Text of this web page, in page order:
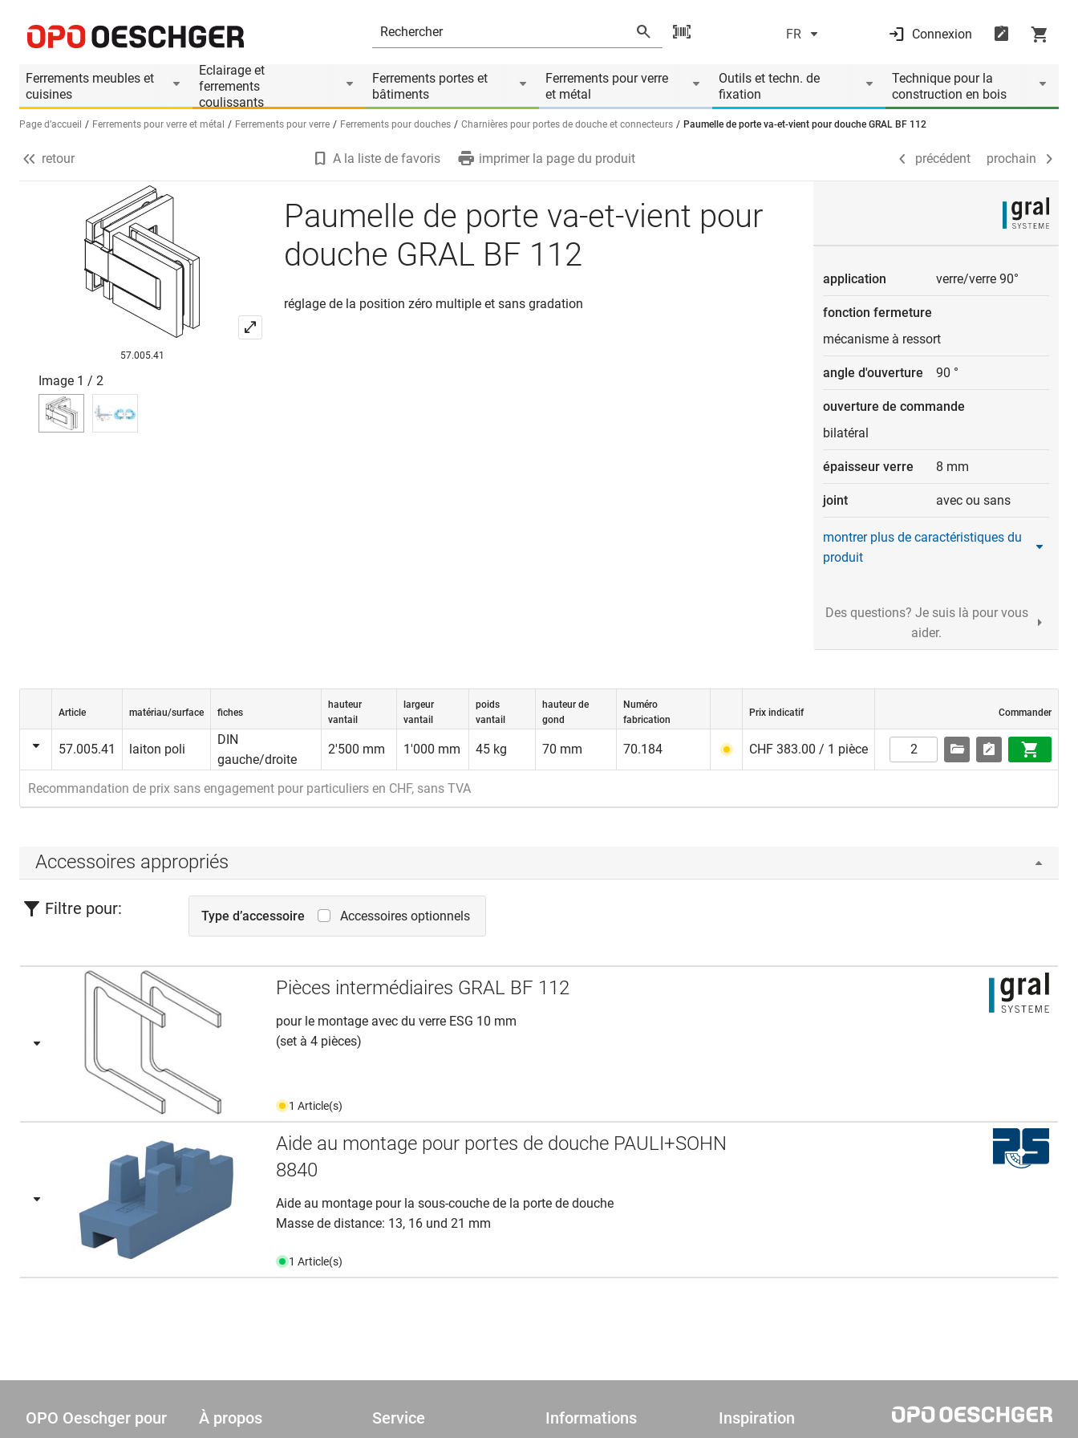
FR Connexion
Ferrements meubles et
cuisines
Eclairage et
ferrements
coulissants
Ferrements portes et
bâtiments
Ferrements pour verre
et métal
Outils et techn. de
fixation
Technique pour la
construction en bois
Sélectionnez une langue (FR)
Page d’accueil Ferrements pour verre et métal Ferrements pour verre Ferrements pour douches Charnières pour portes de douche et connecteurs Paumelle de porte va-et-vient pour douche GRAL BF 112
Informations produit
Accessoires appropriés précédent prochain
retour A la liste de favoris imprimer la page du produit précédent prochain
57.005.41
Image 1 / 2
Paumelle de porte va-et-vient pour
douche GRAL BF 112
réglage de la position zéro multiple et sans gradation
application verre/verre 90°
fonction fermeture
mécanisme à ressort
angle d'ouverture 90 °
ouverture de commande
bilatéral
épaisseur verre 8 mm
joint avec ou sans
montrer plus de caractéristiques du
produit
Des questions? Je suis là pour vous
aider.
Article matériau/surface fiches
hauteur
vantail
largeur
vantail
poids
vantail
hauteur de
gond
Numéro
fabrication
Prix indicatif Commander
57.005.41 laiton poli
DIN
gauche/droite
2'500 mm 1'000 mm 45 kg 70 mm 70.184 CHF 383.00 / 1 pièce
Recommandation de prix sans engagement pour particuliers en CHF, sans TVA
Accessoires appropriés
Filtre pour: Type d’accessoire Accessoires optionnels
Pièces intermédiaires GRAL BF 112
pour le montage avec du verre ESG 10 mm
(set à 4 pièces)
1 Article(s)
Aide au montage pour portes de douche PAULI+SOHN
8840
Aide au montage pour la sous-couche de la porte de douche
Masse de distance: 13, 16 und 21 mm
1 Article(s)
OPO Oeschger pour À propos Service Informations Inspiration